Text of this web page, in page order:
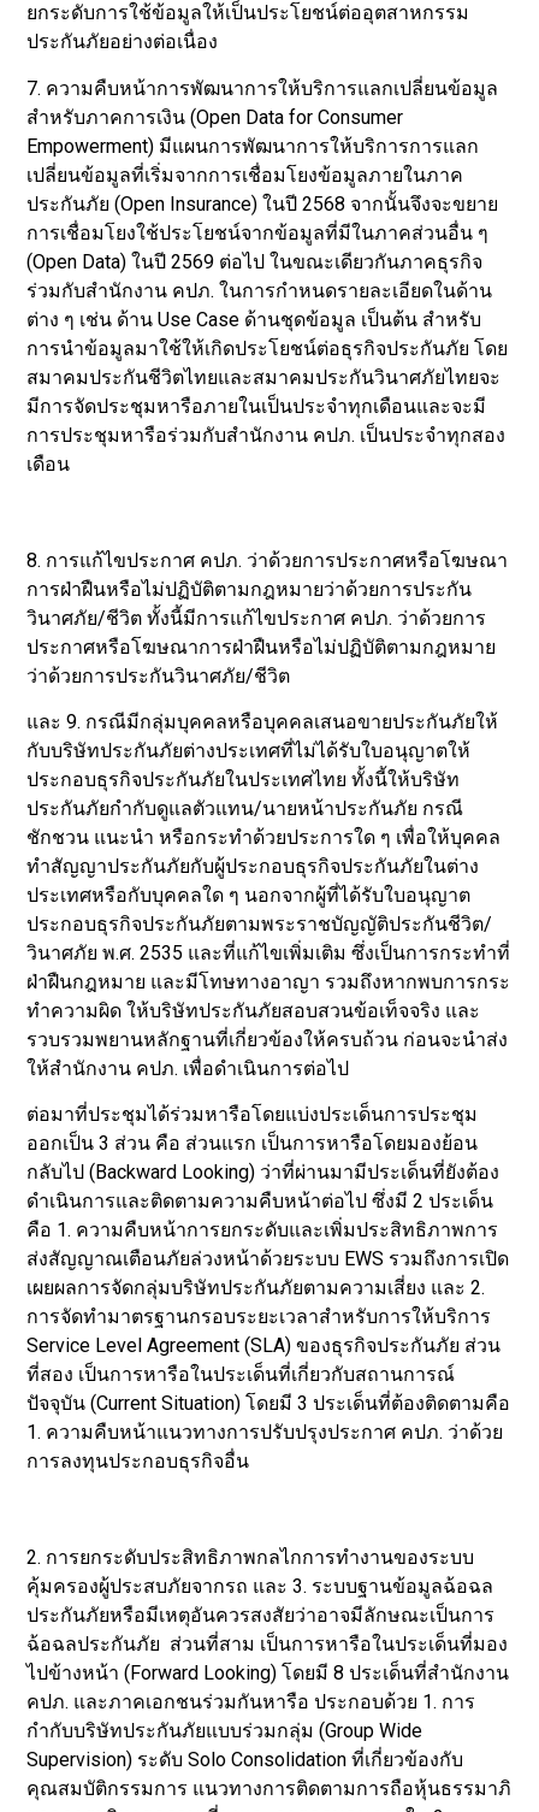
ยกระดับการใช้ข้อมูลให้เป็นประโยชน์ต่ออุตสาหกรรม
ประกันภัยอย่างต่อเนื่อง
7. ความคืบหน้าการพัฒนาการให้บริการแลกเปลี่ยนข้อมูล
สำหรับภาคการเงิน (Open Data for Consumer
Empowerment) มีแผนการพัฒนาการให้บริการการแลก
เปลี่ยนข้อมูลที่เริ่มจากการเชื่อมโยงข้อมูลภายในภาค
ประกันภัย (Open Insurance) ในปี 2568 จากนั้นจึงจะขยาย
การเชื่อมโยงใช้ประโยชน์จากข้อมูลที่มีในภาคส่วนอื่น ๆ
(Open Data) ในปี 2569 ต่อไป ในขณะเดียวกันภาคธุรกิจ
ร่วมกับสำนักงาน คปภ. ในการกำหนดรายละเอียดในด้าน
ต่าง ๆ เช่น ด้าน Use Case ด้านชุดข้อมูล เป็นต้น สำหรับ
การนำข้อมูลมาใช้ให้เกิดประโยชน์ต่อธุรกิจประกันภัย โดย
สมาคมประกันชีวิตไทยและสมาคมประกันวินาศภัยไทยจะ
มีการจัดประชุมหารือภายในเป็นประจำทุกเดือนและจะมี
การประชุมหารือร่วมกับสำนักงาน คปภ. เป็นประจำทุกสอง
เดือน
8. การแก้ไขประกาศ คปภ. ว่าด้วยการประกาศหรือโฆษณา
การฝ่าฝืนหรือไม่ปฏิบัติตามกฎหมายว่าด้วยการประกัน
วินาศภัย/ชีวิต ทั้งนี้มีการแก้ไขประกาศ คปภ. ว่าด้วยการ
ประกาศหรือโฆษณาการฝ่าฝืนหรือไม่ปฏิบัติตามกฎหมาย
ว่าด้วยการประกันวินาศภัย/ชีวิต
และ 9. กรณีมีกลุ่มบุคคลหรือบุคคลเสนอขายประกันภัยให้
กับบริษัทประกันภัยต่างประเทศที่ไม่ได้รับใบอนุญาตให้
ประกอบธุรกิจประกันภัยในประเทศไทย ทั้งนี้ให้บริษัท
ประกันภัยกำกับดูแลตัวแทน/นายหน้าประกันภัย กรณี
ชักชวน แนะนำ หรือกระทำด้วยประการใด ๆ เพื่อให้บุคคล
ทำสัญญาประกันภัยกับผู้ประกอบธุรกิจประกันภัยในต่าง
ประเทศหรือกับบุคคลใด ๆ นอกจากผู้ที่ได้รับใบอนุญาต
ประกอบธุรกิจประกันภัยตามพระราชบัญญัติประกันชีวิต/
วินาศภัย พ.ศ. 2535 และที่แก้ไขเพิ่มเติม ซึ่งเป็นการกระทำที่
ฝ่าฝืนกฎหมาย และมีโทษทางอาญา รวมถึงหากพบการกระ
ทำความผิด ให้บริษัทประกันภัยสอบสวนข้อเท็จจริง และ
รวบรวมพยานหลักฐานที่เกี่ยวข้องให้ครบถ้วน ก่อนจะนำส่ง
ให้สำนักงาน คปภ. เพื่อดำเนินการต่อไป
ต่อมาที่ประชุมได้ร่วมหารือโดยแบ่งประเด็นการประชุม
ออกเป็น 3 ส่วน คือ ส่วนแรก เป็นการหารือโดยมองย้อน
กลับไป (Backward Looking) ว่าที่ผ่านมามีประเด็นที่ยังต้อง
ดำเนินการและติดตามความคืบหน้าต่อไป ซึ่งมี 2 ประเด็น
คือ 1. ความคืบหน้าการยกระดับและเพิ่มประสิทธิภาพการ
ส่งสัญญาณเตือนภัยล่วงหน้าด้วยระบบ EWS รวมถึงการเปิด
เผยผลการจัดกลุ่มบริษัทประกันภัยตามความเสี่ยง และ 2.
การจัดทำมาตรฐานกรอบระยะเวลาสำหรับการให้บริการ
Service Level Agreement (SLA) ของธุรกิจประกันภัย ส่วน
ที่สอง เป็นการหารือในประเด็นที่เกี่ยวกับสถานการณ์
ปัจจุบัน (Current Situation) โดยมี 3 ประเด็นที่ต้องติดตามคือ
1. ความคืบหน้าแนวทางการปรับปรุงประกาศ คปภ. ว่าด้วย
การลงทุนประกอบธุรกิจอื่น
2. การยกระดับประสิทธิภาพกลไกการทำงานของระบบ
คุ้มครองผู้ประสบภัยจากรถ และ 3. ระบบฐานข้อมูลฉ้อฉล
ประกันภัยหรือมีเหตุอันควรสงสัยว่าอาจมีลักษณะเป็นการ
ฉ้อฉลประกันภัย ส่วนที่สาม เป็นการหารือในประเด็นที่มอง
ไปข้างหน้า (Forward Looking) โดยมี 8 ประเด็นที่สำนักงาน
คปภ. และภาคเอกชนร่วมกันหารือ ประกอบด้วย 1. การ
กำกับบริษัทประกันภัยแบบร่วมกลุ่ม (Group Wide
Supervision) ระดับ Solo Consolidation ที่เกี่ยวข้องกับ
คุณสมบัติกรรมการ แนวทางการติดตามการถือหุ้นธรรมาภิ